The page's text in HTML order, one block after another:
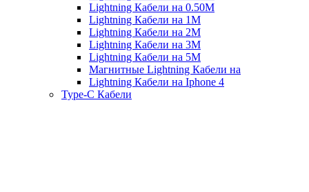
Lightning Кабели на 0.50М
Lightning Кабели на 1М
Lightning Кабели на 2М
Lightning Кабели на 3М
Lightning Кабели на 5М
Магнитные Lightning Кабели на
Lightning Кабели на Iphone 4
Type-C Кабели